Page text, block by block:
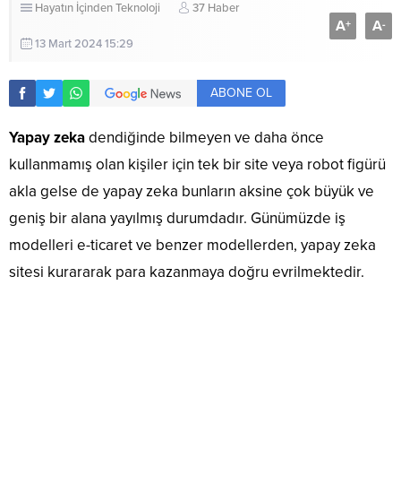
Hayatın İçindenTeknoloji 37 Haber
13 Mart 2024 15:29
A+ A-
ABONE OL
Yapay zekadendiğinde bilmeyen ve daha önce
kullanmamış olan kişiler için tek bir site veya robot figürü
akla gelse de yapay zeka bunların aksine çok büyük ve
geniş bir alana yayılmış durumdadır. Günümüzde iş
modelleri e-ticaret ve benzer modellerden, yapay zeka
sitesi kurararak para kazanmaya doğru evrilmektedir.